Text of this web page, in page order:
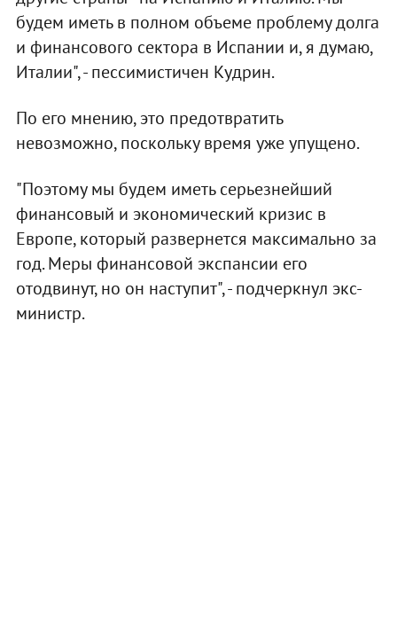
будем иметь в полном объеме проблему долга
и финансового сектора в Испании и, я думаю,
Италии", - пессимистичен Кудрин.
По его мнению, это предотвратить
невозможно, поскольку время уже упущено.
"Поэтому мы будем иметь серьезнейший
финансовый и экономический кризис в
Европе, который развернется максимально за
год. Меры финансовой экспансии его
отодвинут, но он наступит", - подчеркнул экс-
министр.